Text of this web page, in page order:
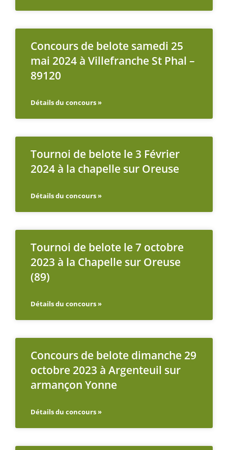
Concours de belote samedi 25
mai 2024 à Villefranche St Phal –
89120
Détails du concours »
Tournoi de belote le 3 Février
2024 à la chapelle sur Oreuse
Détails du concours »
Tournoi de belote le 7 octobre
2023 à la Chapelle sur Oreuse
(89)
Détails du concours »
Concours de belote dimanche 29
octobre 2023 à Argenteuil sur
armançon Yonne
Détails du concours »